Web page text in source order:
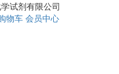
试剂有限公司
物车 会员中心